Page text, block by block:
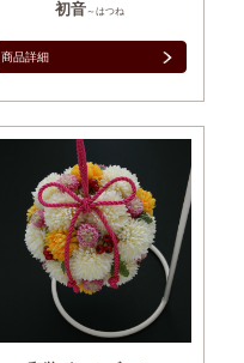
初音 ～はつね
商品詳細